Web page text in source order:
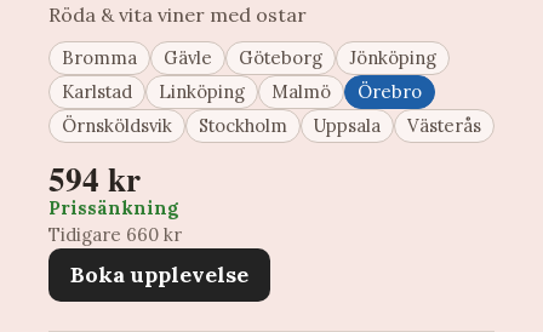
Röda & vita viner med ostar
Bromma Gävle Göteborg
Jönköping
Karlstad
Linköping Malmö
Örebro
Örnsköldsvik
Stockholm Uppsala Västerås
594 kr
Prissänkning
Tidigare 660 kr
Boka upplevelse